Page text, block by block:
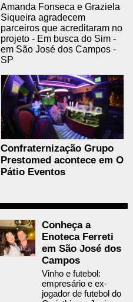
Amanda Fonseca e Graziela
Siqueira agradecem
parceiros que acreditaram no
projeto - Em busca do Sim -
em São José dos Campos -
SP
Confraternização Grupo
Prestomed acontece em O
Pátio Eventos
Conheça a
Enoteca Ferreti
em São José dos
Campos
Vinho e futebol:
empresário e ex-
jogador de futebol do